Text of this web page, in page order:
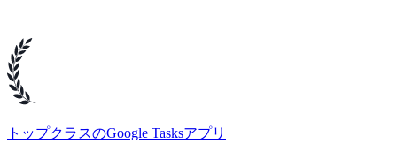
トップクラスのGoogle Tasksアプリ